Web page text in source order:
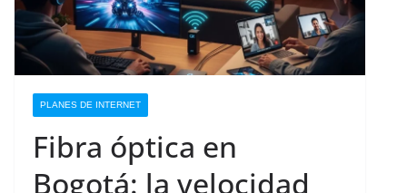
PLANES DE INTERNET
Fibra óptica en
Bogotá: la velocidad